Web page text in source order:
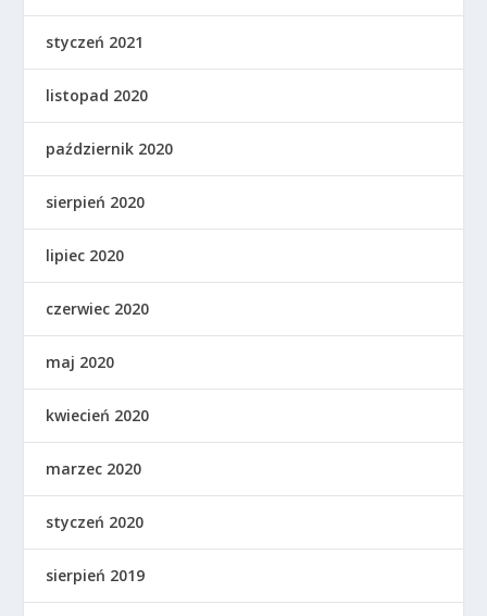
styczeń 2021
listopad 2020
październik 2020
sierpień 2020
lipiec 2020
czerwiec 2020
maj 2020
kwiecień 2020
marzec 2020
styczeń 2020
sierpień 2019